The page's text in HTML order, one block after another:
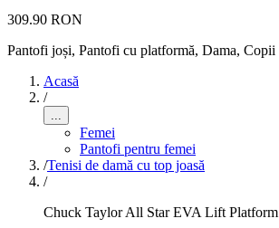
309.90 RON
Pantofi joși, Pantofi cu platformă, Dama, Copii
Acasă
/
...
Femei
Pantofi pentru femei
/Tenisi de damă cu top joasă
/
Chuck Taylor All Star EVA Lift Platform